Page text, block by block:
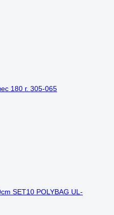
180 г. 305-065
SET10 POLYBAG UL-